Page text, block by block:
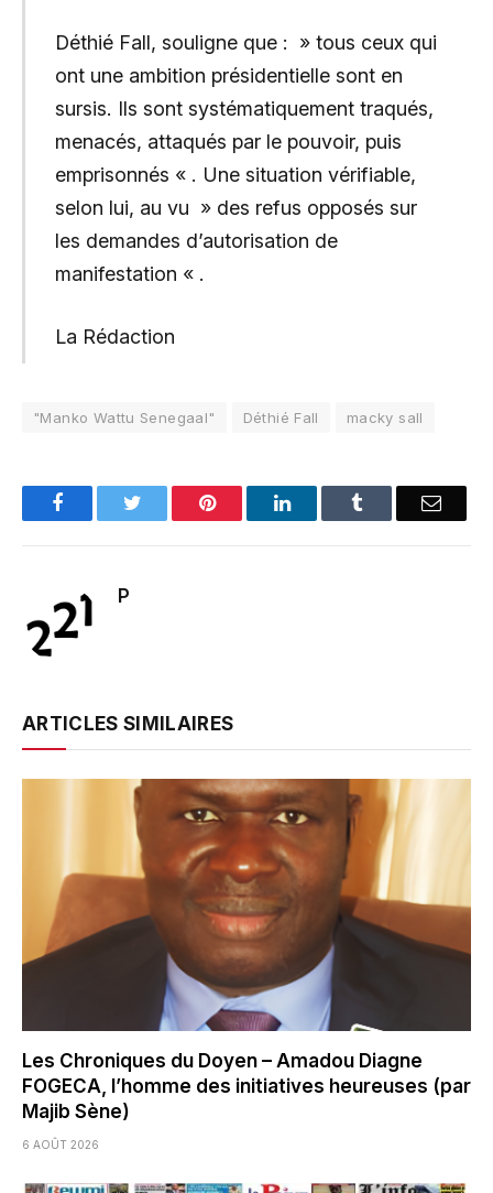
Déthié Fall, souligne que : » tous ceux qui
ont une ambition présidentielle sont en
sursis. Ils sont systématiquement traqués,
menacés, attaqués par le pouvoir, puis
emprisonnés « . Une situation vérifiable,
selon lui, au vu » des refus opposés sur
les demandes d’autorisation de
manifestation « .
La Rédaction
"Manko Wattu Senegaal" Déthié Fall macky sall
FacebookTwitter Pinterest LinkedInTumblr Email
P
ARTICLES SIMILAIRES
Les Chroniques du Doyen – Amadou Diagne
FOGECA, l’homme des initiatives heureuses (par
Majib Sène)
6 AOÛT 2026